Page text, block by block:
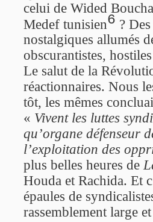
celui de Wided
Medef tunisien6 ?
nostalgiques allumés
obscurantistes,
Le salut de la
réactionnaires. Nous
tôt, les mêmes
« Vivent les luttes
qu’organe défenseur
l’exploitation des
plus belles heures de
Houda et Rachida. Et
épaules de
rassemblement large